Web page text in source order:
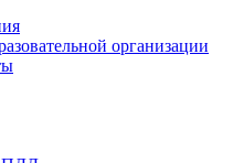
организации